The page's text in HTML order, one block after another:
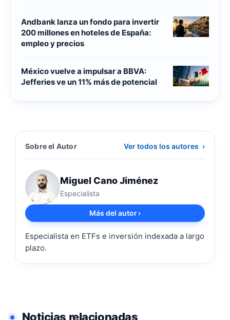
Andbank lanza un fondo para invertir
200 millones en hoteles de España:
empleo y precios
México vuelve a impulsar a BBVA:
Jefferies ve un 11% más de potencial
Sobre el Autor Ver todos los autores ›
Miguel Cano Jiménez
Especialista
Más del autor›
Especialista en ETFs e inversión indexada a largo
plazo.
Noticias relacionadas